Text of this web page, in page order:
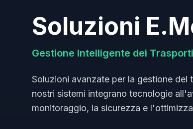
Soluzioni
Gestione Intelligente dei Trasporti
Soluzioni avanzate per la gestione
nostri sistemi integrano tecnologie
monitoraggio, la sicurezza e